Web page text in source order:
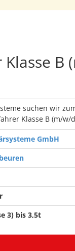
B
suchen wir
Klasse B (m/w/
GmbH
3) bis 3,5t